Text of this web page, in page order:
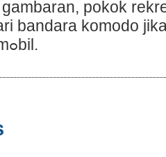
pokok
bandara komodo
sama memakai mߋbil.